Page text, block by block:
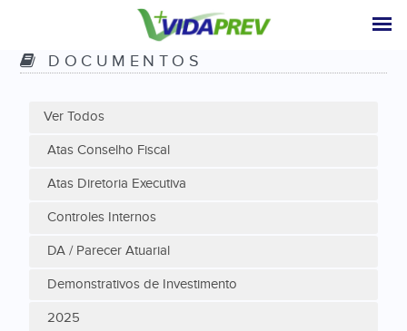
DOCUMENTOS
Ver Todos
Atas Conselho Fiscal
Atas Diretoria Executiva
Controles Internos
DA / Parecer Atuarial
Demonstrativos de Investimento
2025